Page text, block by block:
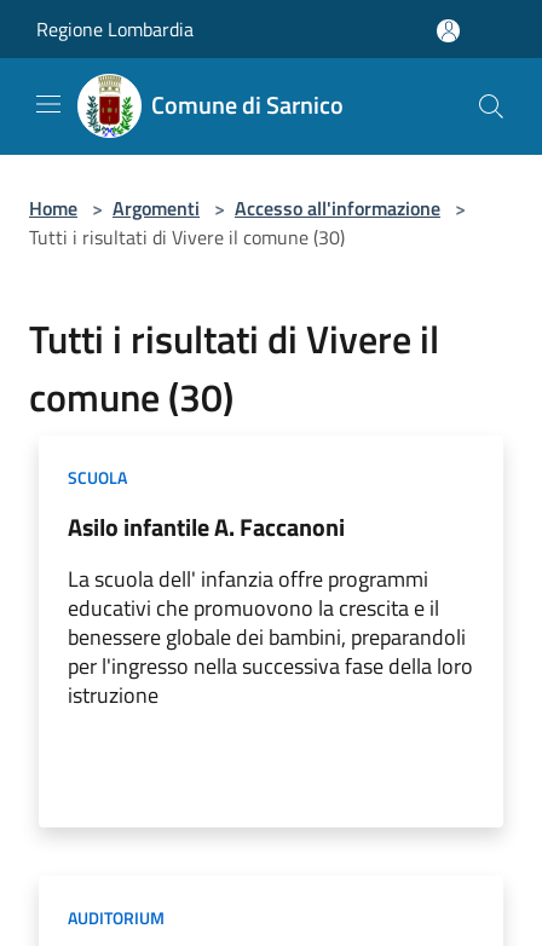
Regione Lombardia
Comune di Sarnico
Home > Argomenti > Accesso all'informazione >
Tutti i risultati di Vivere il comune (30)
Tutti i risultati di Vivere il
comune (30)
SCUOLA
Asilo infantile A. Faccanoni
La scuola dell' infanzia offre programmi
educativi che promuovono la crescita e il
benessere globale dei bambini, preparandoli
per l'ingresso nella successiva fase della loro
istruzione
AUDITORIUM